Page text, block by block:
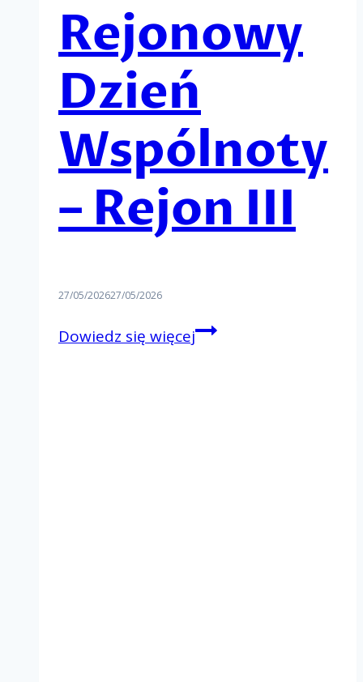
Rejonowy
Dzień
Wspólnoty
– Rejon III
27/05/202627/05/2026
Dowiedz się więcejRejonowy